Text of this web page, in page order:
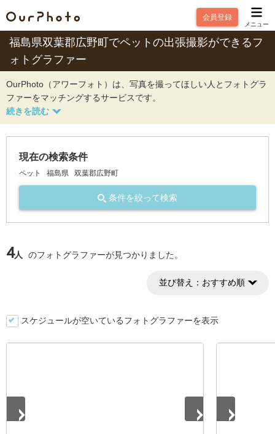
会員登録
メニュー
福島県双葉郡広野町でペットの出張撮影ができるフ
ォトグラファー
OurPhoto（アワーフォト）は、写真を撮ってほしい人とフォトグラ
ファーをマッチングするサービスです。
現在の検索条件
ペット 福島県 双葉郡広野町
条件を絞って検索
4人 のフォトグラファーが見つかりました。
並び替え： おすすめ順
スケジュールが空いているフォトグラファーを表示